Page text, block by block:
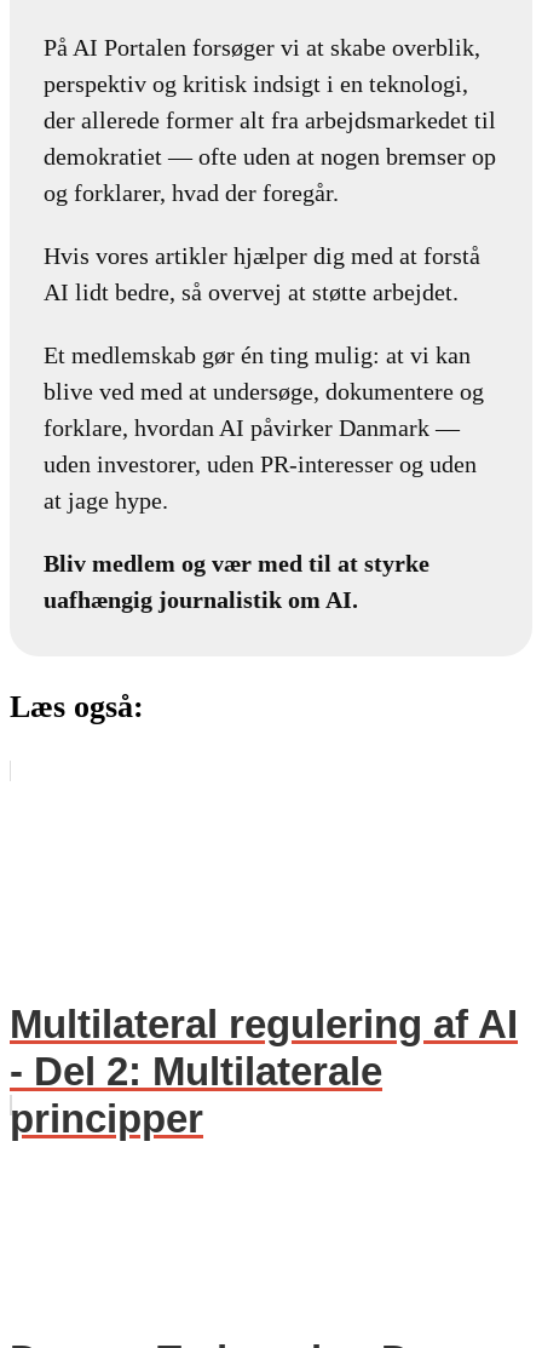
På AI Portalen forsøger vi at skabe overblik,
perspektiv og kritisk indsigt i en teknologi,
der allerede former alt fra arbejdsmarkedet til
demokratiet — ofte uden at nogen bremser op
og forklarer, hvad der foregår.
Hvis vores artikler hjælper dig med at forstå
AI lidt bedre, så overvej at støtte arbejdet.
Et medlemskab gør én ting mulig: at vi kan
blive ved med at undersøge, dokumentere og
forklare, hvordan AI påvirker Danmark —
uden investorer, uden PR-interesser og uden
at jage hype.
Bliv medlem og vær med til at styrke
uafhængig journalistik om AI.
Læs også:
Multilateral regulering af AI
- Del 2: Multilaterale
principper